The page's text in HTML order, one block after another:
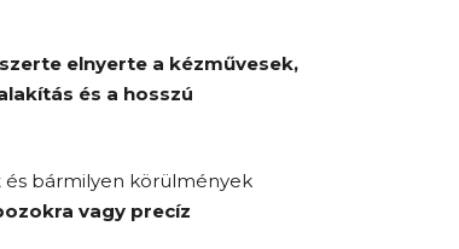
elnyerte a kézművesek,
és a hosszú
és bármilyen körülmények
vagy precíz